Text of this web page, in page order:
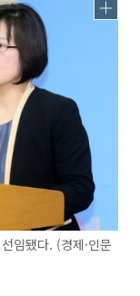
임됐다. (경제·인문